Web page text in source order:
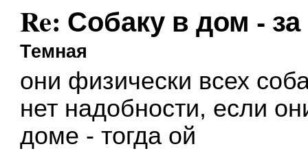
Re: Собаку в дом -
Темная
они физически всех
нет надобности, если
доме - тогда ой